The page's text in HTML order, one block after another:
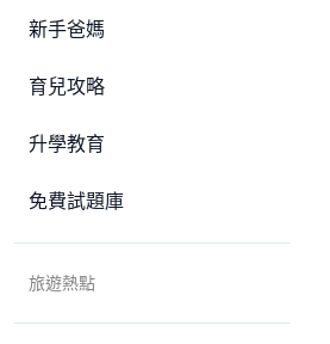
新手爸媽
育兒攻略
升學教育
免費試題庫
旅遊熱點